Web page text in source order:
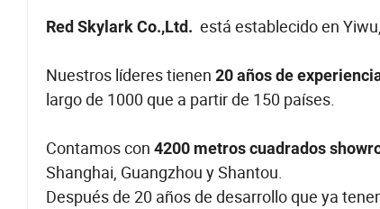
Red Skylark Co.,Ltd. está establecido en
Nuestros líderes tienen 20 años de
largo de 1000 que a partir de 150 países.
Contamos con 4200 metros cuadrados
Shanghai, Guangzhou y Shantou.
Después de 20 años de desarrollo que ya